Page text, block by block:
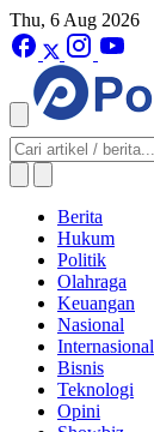
Thu, 6 Aug 2026
Berita
Hukum
Politik
Olahraga
Keuangan
Nasional
Internasional
Bisnis
Teknologi
Opini